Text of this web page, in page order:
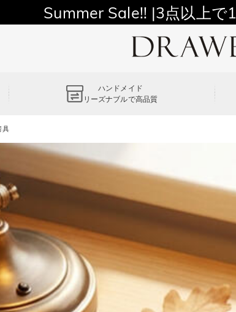
11,700円以上通
Summer Sale!! |3点以上で
ハンドメイド
リーズナブルで高品質
具